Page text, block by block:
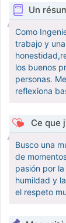
Un
Como
trabajo y
los buenos
personas.
reflexiona
Ce que
Busco una
de
pasión por
humildad y
el respeto